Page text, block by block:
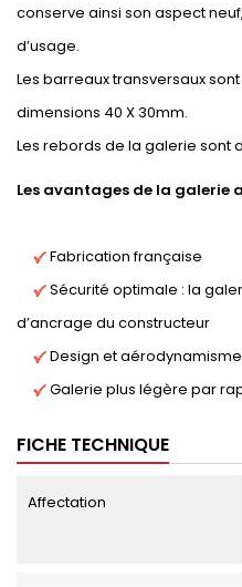
conserve ainsi son aspect
d’usage.
Les barreaux transversaux
dimensions 40 X 30mm.
Les rebords de la galerie sont
Les avantages de la galerie
Fabrication française
Sécurité optimale : la
d’ancrage du constructeur
Design et
Galerie plus légère par
FICHE TECHNIQUE
Affectation